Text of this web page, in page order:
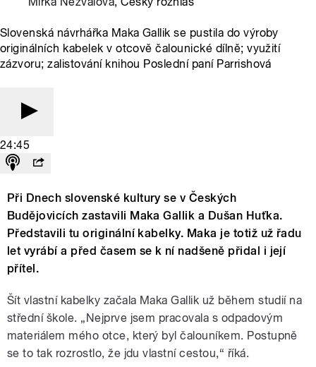
Slovenská návrhářka Maka Gallik se pustila do výroby
originálních kabelek v otcově čalounické dílně; využití
zázvoru; zalistování knihou Poslední paní Parrishová
24:45
Při Dnech slovenské kultury se v Českých
Budějovicích zastavili Maka Gallik a Dušan Huťka.
Představili tu originální kabelky. Maka je totiž už řadu
let vyrábí a před časem se k ní nadšeně přidal i její
přítel.
Šít vlastní kabelky začala Maka Gallik už během studií na
střední škole. „Nejprve jsem pracovala s odpadovým
materiálem mého otce, který byl čalouníkem. Postupně
se to tak rozrostlo, že jdu vlastní cestou,“ říká.